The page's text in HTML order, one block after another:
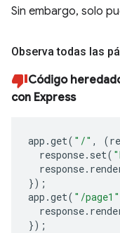
Sin embargo, solo
Observa todas las
Código
con Express
app .get( "/" , (
response. set(
response.
});
app .get( "/page1"
response.
});